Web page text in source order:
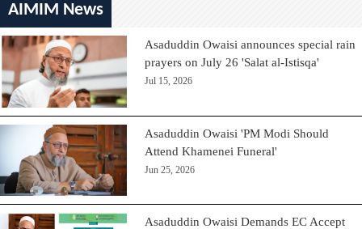
AIMIM News
Asaduddin Owaisi announces special rain
prayers on July 26 'Salat al-Istisqa'
Jul 15, 2026
Asaduddin Owaisi 'PM Modi Should
Attend Khamenei Funeral'
Jun 25, 2026
Asaduddin Owaisi Demands EC Accept